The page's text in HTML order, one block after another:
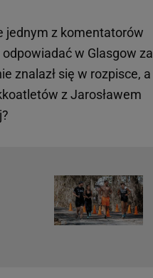
jednym z komentatorów
w Glasgow za
znalazł się w rozpisce, a
z Jarosławem